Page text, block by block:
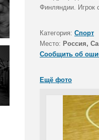
Финляндии. Игрок
Категория: Спорт
Место: Россия,
Сообщить об
Ещё фото